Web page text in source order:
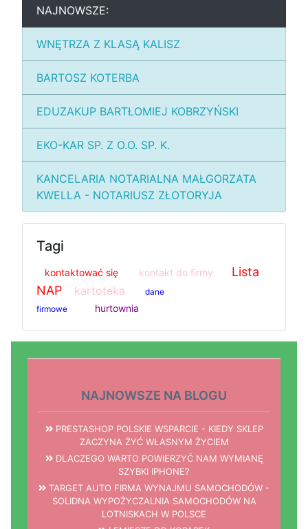
NAJNOWSZE:
WNĘTRZA Z KLASĄ KALISZ
BARTOSZ KOTERBA
EDUZAKUP BARTŁOMIEJ KOBRZYŃSKI
EKO-KAR SP. Z O.O. SP. K.
KANCELARIA NOTARIALNA MAŁGORZATA
KWELLA - NOTARIUSZ ZŁOTORYJA
Tagi
kontaktować się kontakt do firmy
Lista
NAP
kartoteka
dane
firmowe
hurtownia
NAJNOWSZE NA BLOGU
PRESTASHOP POLSKIE WSPARCIE - KIEDY SKLEP
ZACZYNA ŻYĆ WŁASNYM ŻYCIEM
DLACZEGO WARTO POWIERZYĆ NAM WYMIANĘ
SZYBKI IPHONE?
TARGET AUTO FIRMA WYNAJMU SAMOCHODÓW -
SOLIDNA WYPOŻYCZALNIA SAMOCHODÓW NA
LOTNISKACH W POLSCE